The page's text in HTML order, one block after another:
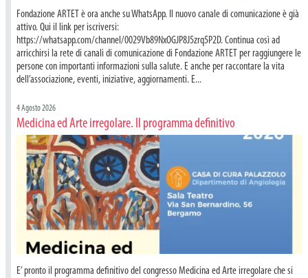
Fondazione ARTET è ora anche su WhatsApp. Il nuovo canale di comunicazione è già
attivo. Qui il link per iscriversi:
https://whatsapp.com/channel/0029Vb89NxOGJP8J5zrq5P2D. Continua così ad
arricchirsi la rete di canali di comunicazione di Fondazione ARTET per raggiungere le
persone con importanti informazioni sulla salute. E anche per raccontare la vita
dell’associazione, eventi, iniziative, aggiornamenti. E...
4 Agosto 2026
Medicina ed Arte irregolare. Il programma definitivo
E’ pronto il programma definitivo del congresso Medicina ed Arte irregolare che si